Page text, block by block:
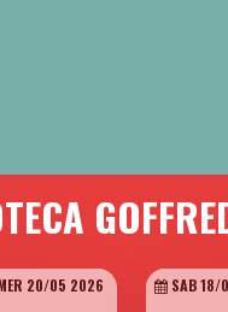
20/05 2026 SAB